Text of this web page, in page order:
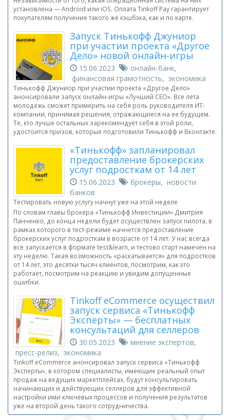
установлена — Android или iOS. Оплата Tinkoff Pay гарантирует
покупателям получение такого же кэшбэка, как и по карте.
Запуск Тинькофф Джуниор
при участии проекта «Другое
Дело» новой онлайн-игры
15.06.2023
онлайн-банк,
финансовая грамотность, экономика
Тинькофф Джуниор при участии проекта «Другое Дело»
анонсировали запуск онлайн-игры «Лучший CEO». Все лета
молодежь сможет примерить на себя роль руководителя ИТ-
компании, принимая решения, отражающиеся на ее будущем.
Те, кто лучше остальных зарекомендует себя в этой роли,
удостоится призов, которые подготовили Тинькофф и Вконтакте.
«Тинькофф» запланировал
предоставление брокерских
услуг подросткам от 14 лет
15.06.2023
брокеры, новости
банков
Тестировать новую услугу начнут уже на этой неделе
По словам главы брокера «Тинькофф Инвестиции» Дмитрия
Панченко, до конца недели будет осуществлен запуск пилота, в
рамках которого в тест-режиме начнется предоставление
брокерских услуг подросткам в возрасте от 14 лет. У нас всегда
всё запускается в формате test&learn, и тестово старт намечен на
эту неделю. Такая возможность «раскатывается» для подростков
от 14 лет, это десятки тысяч клиентов, посмотрим, как это
работает, посмотрим на реакцию и увидим допущенные
ошибки.
Tinkoff eCommerce осуществил
запуск сервиса «Тинькофф
Эксперты» — бесплатных
консультаций для селлеров
30.05.2023
мнение экспертов,
пресс-релиз, экономика
Tinkoff eCommerce анонсировал запуск сервиса «Тинькофф
Эксперты», в котором специалисты, имеющие реальный опыт
продаж на ведущих маркетплейсах, будут консультировать
начинающих и действующих селлеров для эффективной
настройки ими ключевых процессов и получения результатов
уже на второй день такого сотрудничества.